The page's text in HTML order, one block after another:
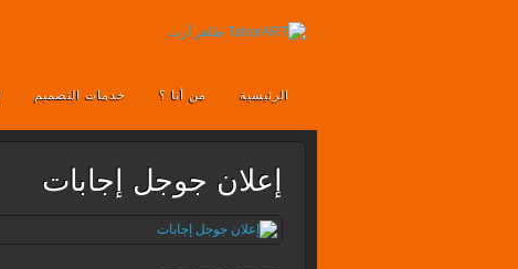
الرئيسية من أنا ؟ خدمات التصميم
إعلان جوجل إجابات